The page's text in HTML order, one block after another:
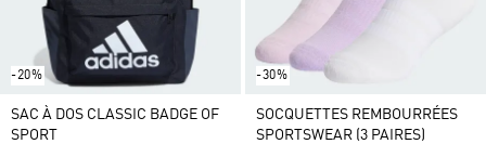
-20%
SAC À DOS CLASSIC BADGE OF
SPORT
-30%
SOCQUETTES REMBOURRÉES
SPORTSWEAR (3 PAIRES)